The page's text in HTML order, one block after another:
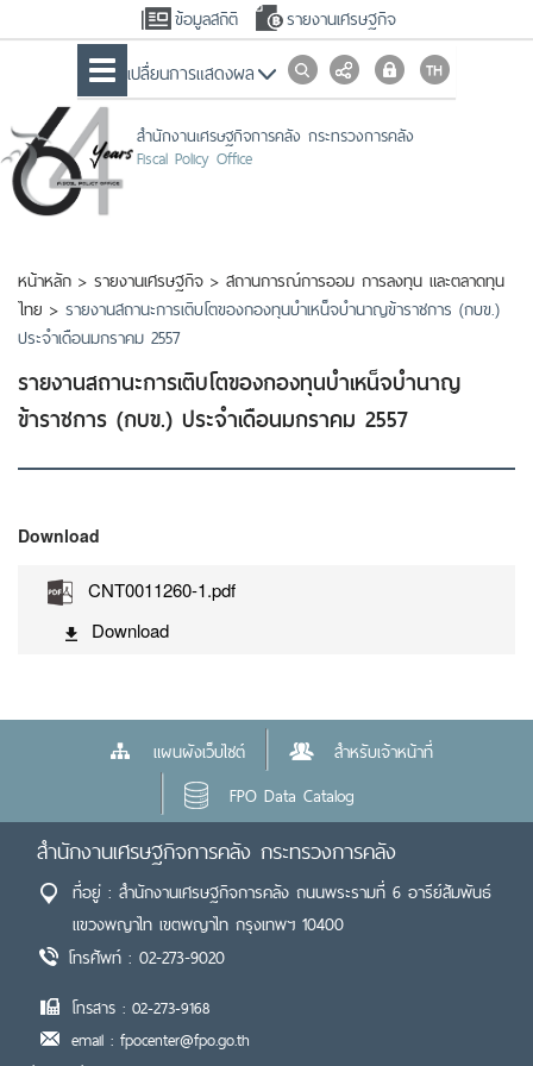
ข้อมูลสถิติ รายงานเศรษฐกิจ
เปลื่ยนการแสดงผล
สำนักงานเศรษฐกิจการคลัง กระทรวงการคลัง
Fiscal Policy Office
หน้าหลัก > รายงานเศรษฐกิจ > สถานการณ์การออม การลงทุน และตลาดทุน
ไทย > รายงานสถานะการเติบโตของกองทุนบำเหน็จบำนาญข้าราชการ (กบข.)
ประจำเดือนมกราคม 2557
รายงานสถานะการเติบโตของกองทุนบำเหน็จบำนาญ
ข้าราชการ (กบข.) ประจำเดือนมกราคม 2557
Download
CNT0011260-1.pdf
Download
แผนผังเว็บไซต์
สำหรับเจ้าหน้าที่
FPO Data Catalog
สำนักงานเศรษฐกิจการคลัง กระทรวงการคลัง
ที่อยู่ : สำนักงานเศรษฐกิจการคลัง ถนนพระรามที่ 6 อารีย์สัมพันธ์
แขวงพญาไท เขตพญาไท กรุงเทพฯ 10400
โทรศัพท์ : 02-273-9020
โทรสาร : 02-273-9168
email : fpocenter@fpo.go.th